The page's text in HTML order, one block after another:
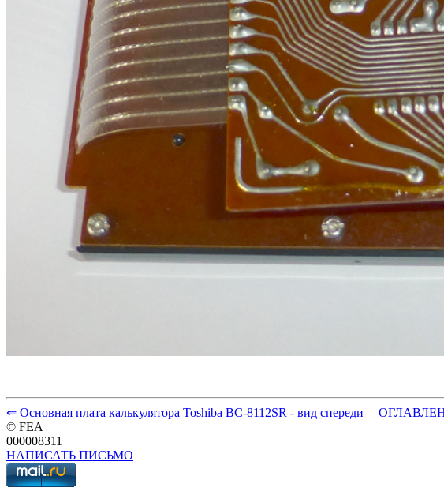
⇐ Основная плата калькулятора Toshiba BC-8112SR - вид спереди |
© FEA
000008311
НАПИСАТЬ ПИСЬМО